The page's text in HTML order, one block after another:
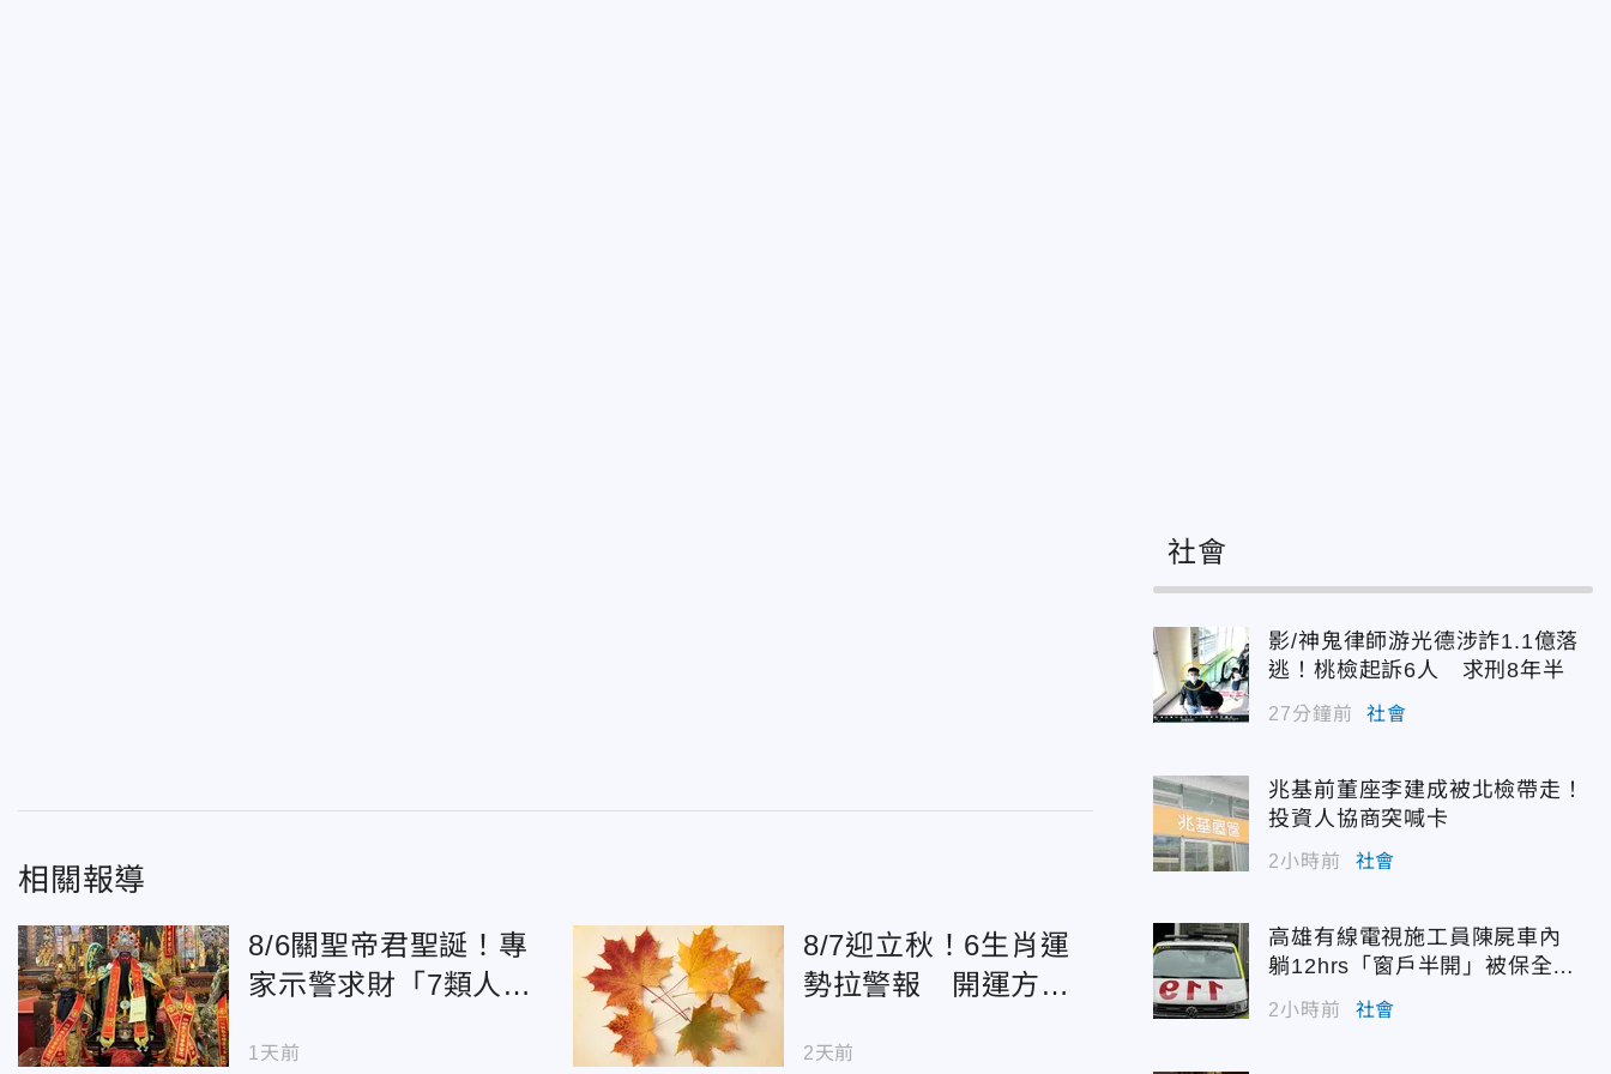
相關報導
8/6關聖帝君聖誕！專
家示警求財「7類人」
1天前
8/7迎立秋！6生肖運
勢拉警報 開運方
2天前
社會
影/神鬼律師游光德涉詐1.1億落
逃！桃檢起訴6人 求刑8年半
27分鐘前 社會
兆基前董座李建成被北檢帶走！
投資人協商突喊卡
2小時前 社會
高雄有線電視施工員陳屍車內
躺12hrs「窗戶半開」被保全發
現
2小時前 社會